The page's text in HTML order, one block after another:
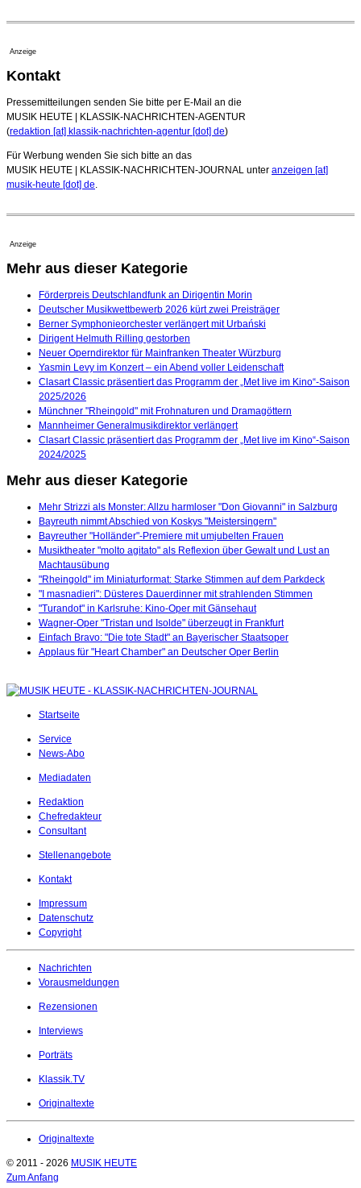
Anzeige
Kontakt
Pressemitteilungen senden Sie bitte per E-Mail an die
MUSIK HEUTE | KLASSIK-NACHRICHTEN-AGENTUR
(redaktion [at] klassik-nachrichten-agentur [dot] de)
Für Werbung wenden Sie sich bitte an das
MUSIK HEUTE | KLASSIK-NACHRICHTEN-JOURNAL unter anzeigen [at]
musik-heute [dot] de
Anzeige
Mehr aus dieser Kategorie
Förderpreis Deutschlandfunk an Dirigentin Morin
Deutscher Musikwettbewerb 2026 kürt zwei Preisträger
Berner Symphonieorchester verlängert mit Urbański
Dirigent Helmuth Rilling gestorben
Neuer Operndirektor für Mainfranken Theater Würzburg
Yasmin Levy im Konzert – ein Abend voller Leidenschaft
Clasart Classic präsentiert das Programm der „Met live im Kino“-Saison
2025/2026
Münchner "Rheingold" mit Frohnaturen und Dramagöttern
Mannheimer Generalmusikdirektor verlängert
Clasart Classic präsentiert das Programm der „Met live im Kino“-Saison
2024/2025
Mehr aus dieser Kategorie
Mehr Strizzi als Monster: Allzu harmloser "Don Giovanni" in Salzburg
Bayreuth nimmt Abschied von Koskys "Meistersingern"
Bayreuther "Holländer"-Premiere mit umjubelten Frauen
Musiktheater "molto agitato" als Reflexion über Gewalt und Lust an
Machtausübung
"Rheingold" im Miniaturformat: Starke Stimmen auf dem Parkdeck
"I masnadieri": Düsteres Dauerdinner mit strahlenden Stimmen
"Turandot" in Karlsruhe: Kino-Oper mit Gänsehaut
Wagner-Oper "Tristan und Isolde" überzeugt in Frankfurt
Einfach Bravo: "Die tote Stadt" an Bayerischer Staatsoper
Applaus für "Heart Chamber" an Deutscher Oper Berlin
Startseite
Service
News-Abo
Mediadaten
Redaktion
Chefredakteur
Consultant
Stellenangebote
Kontakt
Impressum
Datenschutz
Copyright
Nachrichten
Vorausmeldungen
Rezensionen
Interviews
Porträts
Klassik.TV
Originaltexte
Originaltexte
© 2011 - 2026 MUSIK HEUTE
Zum Anfang